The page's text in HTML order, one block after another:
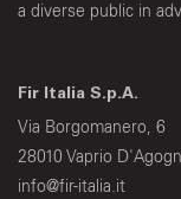
a diverse public in
Fir Italia S.p.A.
Via Borgomanero, 6
28010 Vaprio
info@fir-italia.it